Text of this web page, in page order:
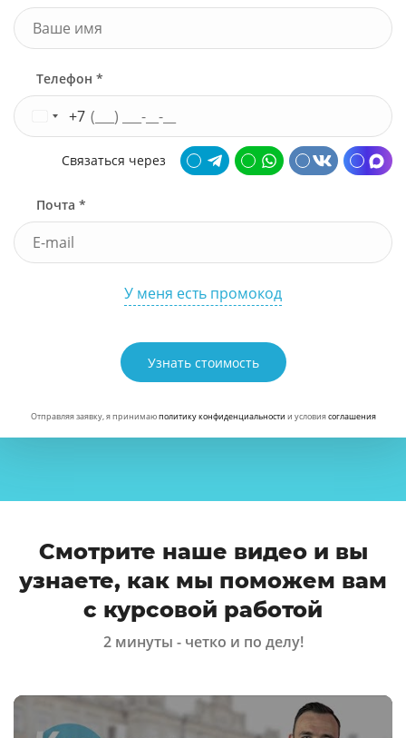
Телефон *
+7
Связаться через
Почта *
У меня есть промокод
Узнать стоимость
Отправляя заявку, я принимаюполитику конфиденциальности и условиясоглашения
Смотрите наше видео и вы
узнаете, как мы поможем вам
с курсовой работой
2 минуты - четко и по делу!